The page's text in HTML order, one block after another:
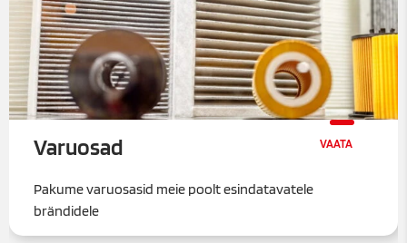
Varuosad
Pakume varuosasid meie poolt esindatavatele
brändidele